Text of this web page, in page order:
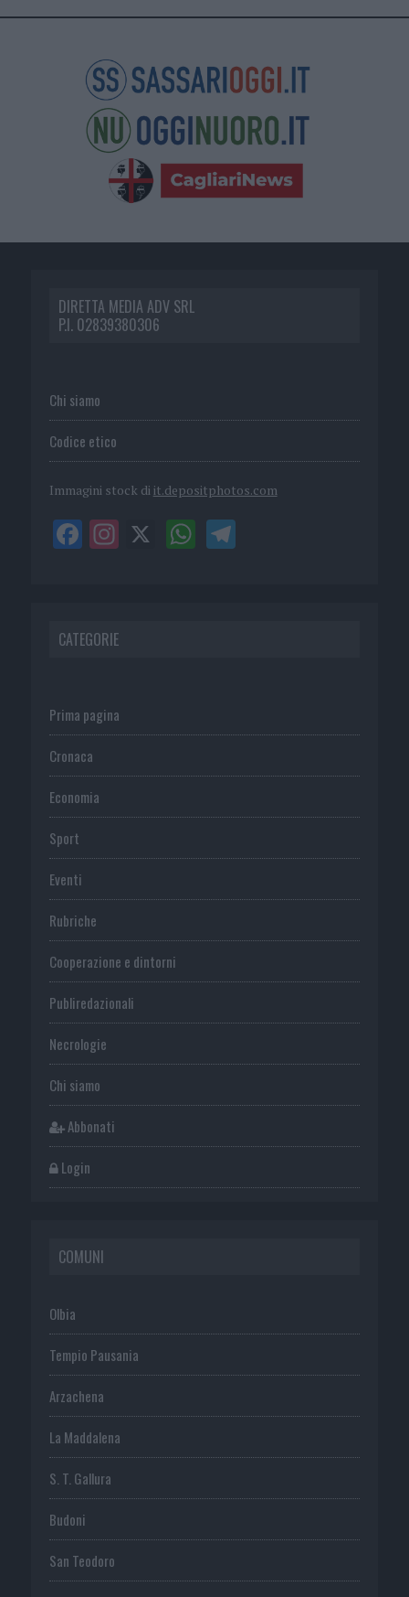
DIRETTA MEDIA ADV SRL
P.I. 02839380306
Chi siamo
Codice etico
Immagini stock di it.depositphotos.com
CATEGORIE
Prima pagina
Cronaca
Economia
Sport
Eventi
Rubriche
Cooperazione e dintorni
Publiredazionali
Necrologie
Chi siamo
Abbonati
Login
COMUNI
Olbia
Tempio Pausania
Arzachena
La Maddalena
S. T. Gallura
Budoni
San Teodoro